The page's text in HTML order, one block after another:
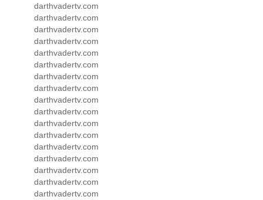
darthvadertv.com
darthvadertv.com
darthvadertv.com
darthvadertv.com
darthvadertv.com
darthvadertv.com
darthvadertv.com
darthvadertv.com
darthvadertv.com
darthvadertv.com
darthvadertv.com
darthvadertv.com
darthvadertv.com
darthvadertv.com
darthvadertv.com
darthvadertv.com
darthvadertv.com